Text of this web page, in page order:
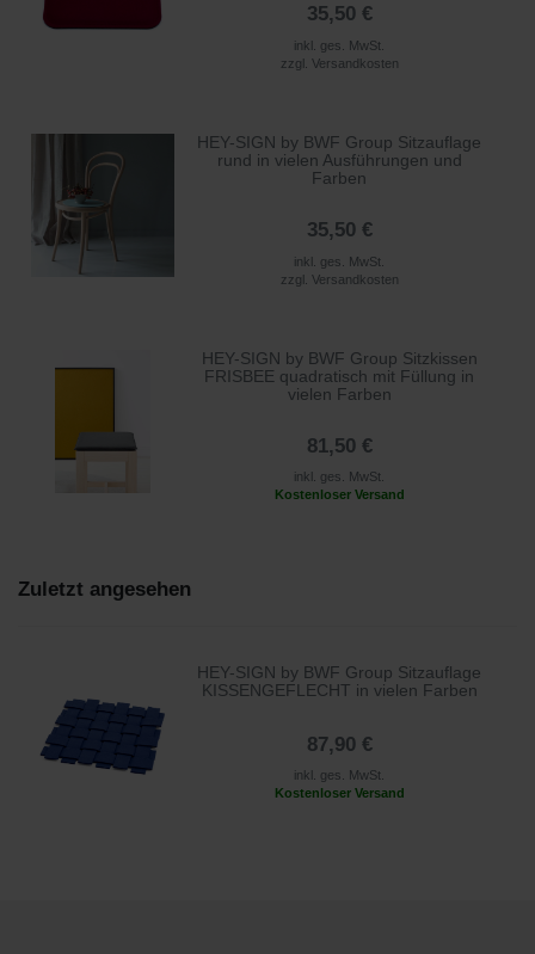
35,50 €
inkl. ges. MwSt.
zzgl. Versandkosten
HEY-SIGN by BWF Group Sitzauflage
rund in vielen Ausführungen und
Farben
35,50 €
inkl. ges. MwSt.
zzgl. Versandkosten
HEY-SIGN by BWF Group Sitzkissen
FRISBEE quadratisch mit Füllung in
vielen Farben
81,50 €
inkl. ges. MwSt.
Kostenloser Versand
Zuletzt angesehen
HEY-SIGN by BWF Group Sitzauflage
KISSENGEFLECHT in vielen Farben
87,90 €
inkl. ges. MwSt.
Kostenloser Versand